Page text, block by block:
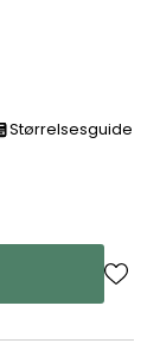
Størrelsesguide